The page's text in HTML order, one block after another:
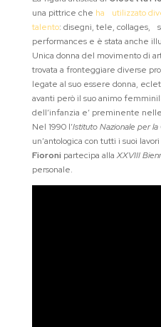
una pittrice che ha utilizzato
talento: disegni, tele, collages,
performances e è stata anche
Unica donna del movimento di
trovata a fronteggiare diverse
legate al suo essere donna,
avanti però il suo animo
dell’infanzia e’ preminente
Nel 1990 l’Istituto Nazionale per la
un’antologica con tutti i suoi
Fioroni partecipa allaXXVIII
personale.